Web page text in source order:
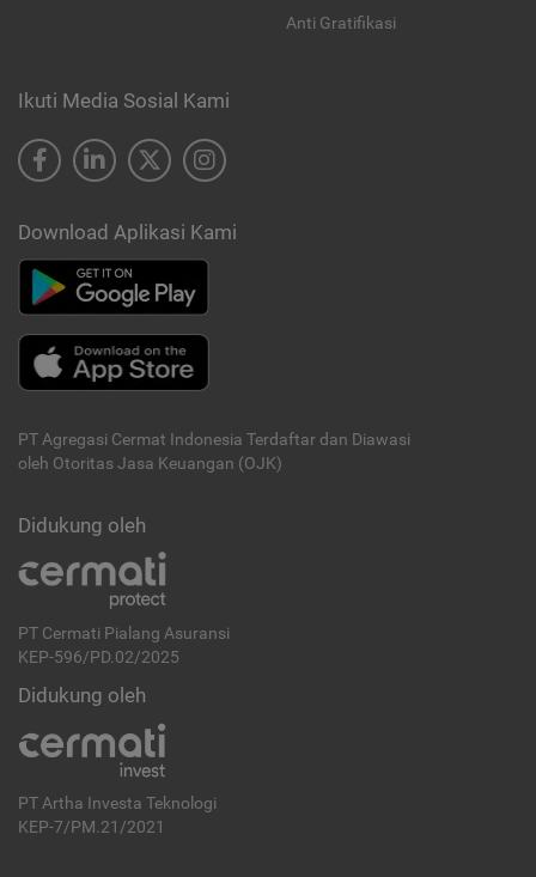
Anti Gratifikasi
Ikuti Media Sosial Kami
Download Aplikasi Kami
PT Agregasi Cermat Indonesia Terdaftar dan Diawasi
oleh Otoritas Jasa Keuangan (OJK)
Didukung oleh
PT Cermati Pialang Asuransi
KEP-596/PD.02/2025
Didukung oleh
PT Artha Investa Teknologi
KEP-7/PM.21/2021